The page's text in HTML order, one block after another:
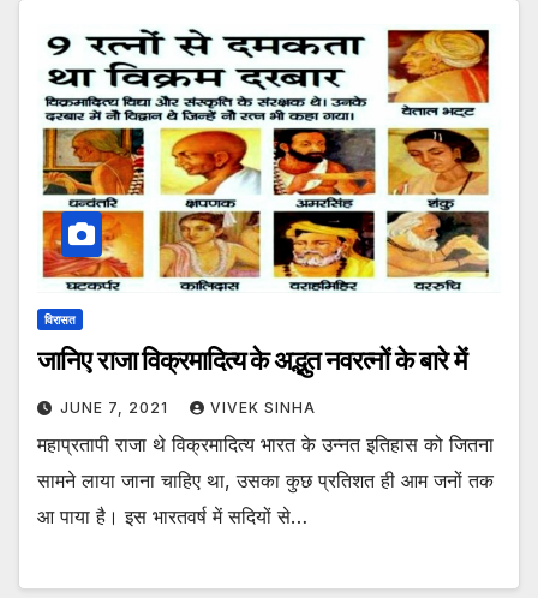
विरासत
जानिए राजा विक्रमादित्य के अद्भुत नवरत्नों के बारे में
JUNE 7, 2021 VIVEK SINHA
महाप्रतापी राजा थे विक्रमादित्य भारत के उन्नत इतिहास को जितना
सामने लाया जाना चाहिए था, उसका कुछ प्रतिशत ही आम जनों तक
आ पाया है। इस भारतवर्ष में सदियों से…